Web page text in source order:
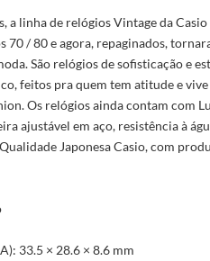
a linha de relógios Vintage da
70 / 80 e agora, repaginados,
São relógios de sofisticação e
feitos pra quem tem atitude e
Os relógios ainda contam com
ajustável em aço, resistência à
Japonesa Casio, com
33.5 × 28.6 × 8.6 mm